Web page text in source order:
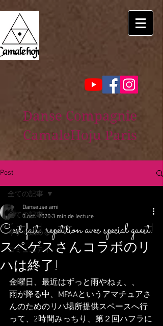
Danse Compagnie
CamaleHoju Paris
Post
全ての記事
今すぐ始める
コミュニティ
全ての記事
C'est fait! repetition avec special guest!
スペゲスさんコラボのリ
ハは終了!
Danseuse ami
3 oct. 2020 3 min de lecture
金曜日、最近はずっと雨やねぇ、、
雨が降る中、MPAAというアマチュアさ
んのためのリハ場所提供スペースへ行
って、2時間みっちり、第２回ハフラに